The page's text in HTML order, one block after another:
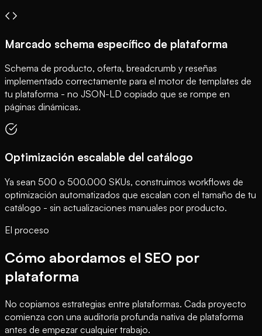
Marcado schema específico de plataforma
Schema de producto, oferta, breadcrumb y reseñas
implementado correctamente para el motor de templates de
tu plataforma - no JSON-LD copiado que se rompe en
páginas dinámicas.
Optimización escalable del catálogo
Ya sean 500 o 500.000 SKUs, construimos workflows de
optimización automatizados que escalan con el tamaño de tu
catálogo - sin actualizaciones manuales por producto.
El proceso
Cómo abordamos el SEO por
plataforma
No copiamos estrategias entre plataformas. Cada proyecto
comienza con una auditoría profunda nativa de plataforma
antes de empezar cualquier trabajo.